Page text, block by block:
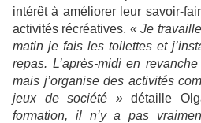
intérêt à améliorer leur savoir-
activités récréatives. «Je
matin je fais les toilettes et
repas. L’après-midi en
mais j’organise des activités
jeux de société »détaille
formation, il n’y a pas